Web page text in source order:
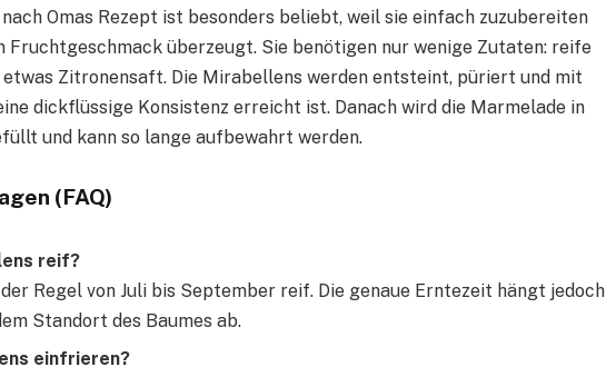
Omas Rezept ist besonders beliebt, weil sie einfach zuzubereiten
Fruchtgeschmack überzeugt. Sie benötigen nur wenige Zutaten: reife
etwas Zitronensaft. Die Mirabellens werden entsteint, püriert und mit
dickflüssige Konsistenz erreicht ist. Danach wird die Marmelade in
und kann so lange aufbewahrt werden.
(FAQ)
reif?
Regel von Juli bis September reif. Die genaue Erntezeit hängt jedoch
Standort des Baumes ab.
einfrieren?